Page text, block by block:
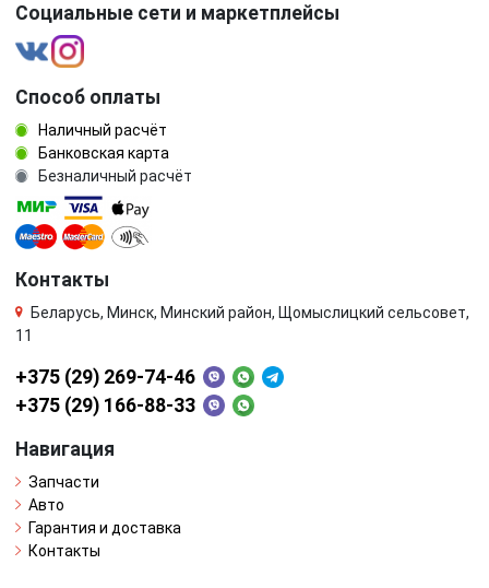
Социальные сети и маркетплейсы
Способ оплаты
Наличный расчёт
Банковская карта
Безналичный расчёт
Контакты
Беларусь, Минск, Минский район, Щомыслицкий сельсовет,
11
+375 (29) 269-74-46
+375 (29) 166-88-33
Навигация
Запчасти
Авто
Гарантия и доставка
Контакты